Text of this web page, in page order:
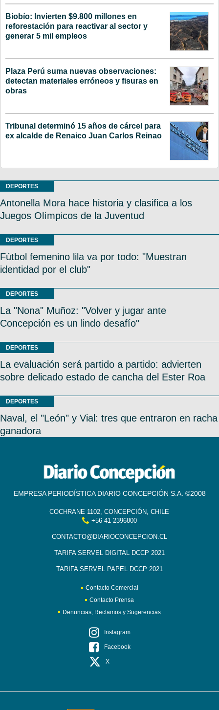
Biobío: Invierten $9.800 millones en
reforestación para reactivar al sector y
generar 5 mil empleos
Plaza Perú suma nuevas observaciones:
detectan materiales erróneos y fisuras en
obras
Tribunal determinó 15 años de cárcel para
ex alcalde de Renaico Juan Carlos Reinao
DEPORTES
Antonella Mora hace historia y clasifica a los
Juegos Olímpicos de la Juventud
DEPORTES
Fútbol femenino lila va por todo: "Muestran
identidad por el club"
DEPORTES
La "Nona" Muñoz: "Volver y jugar ante
Concepción es un lindo desafío"
DEPORTES
La evaluación será partido a partido: advierten
sobre delicado estado de cancha del Ester Roa
DEPORTES
Naval, el "León" y Vial: tres que entraron en racha
ganadora
EMPRESA PERIODÍSTICA DIARIO CONCEPCIÓN S.A. ©2008
COCHRANE 1102, CONCEPCIÓN, CHILE
+56 41 2396800
CONTACTO@DIARIOCONCEPCION.CL
TARIFA SERVEL DIGITAL DCCP 2021
TARIFA SERVEL PAPEL DCCP 2021
Contacto Comercial
Contacto Prensa
Denuncias, Reclamos y Sugerencias
Instagram
Facebook
X